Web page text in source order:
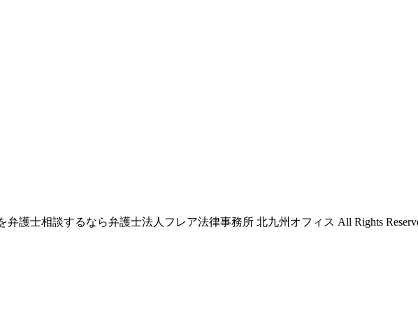
弁護士相談するなら弁護士法人フレア法律事務所 北九州オフィス All Rights